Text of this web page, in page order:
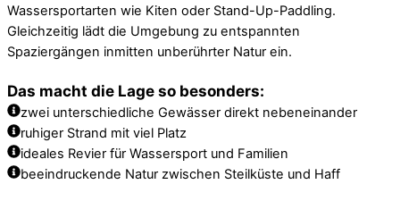
Wassersportarten wie Kiten oder Stand-Up-Paddling.
Gleichzeitig lädt die Umgebung zu entspannten
Spaziergängen inmitten unberührter Natur ein.
Das macht die Lage so besonders:
zwei unterschiedliche Gewässer direkt nebeneinander
ruhiger Strand mit viel Platz
ideales Revier für Wassersport und Familien
beeindruckende Natur zwischen Steilküste und Haff